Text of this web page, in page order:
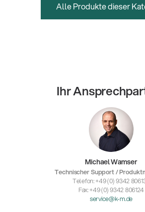
Alle Produkte dieser
Ihr
Michael Wamser
Technischer Support /
Telefon: +49 (0) 9342
Fax: +49 (0) 9342 806124
service@k-m.de